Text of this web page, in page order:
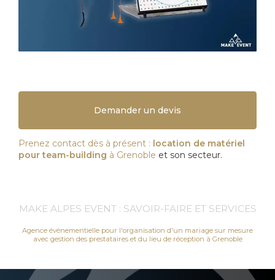
Demander un devis
Prenez contact dès à présent : location de matériel
pour team-building à Grenoble et son secteur.
MAKE ALPES EVENT : SAVOIR-FAIRE ET SERVICES
Agence événementielle pour l'organisation d'un mariage sur mesure
avec gestion des prestataires et du lieu de réception à Grenoble